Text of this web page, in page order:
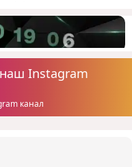
Instagram
канал